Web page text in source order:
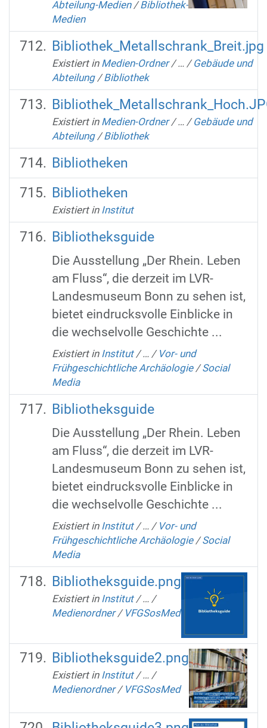
Abteilung-Medien /Bibliothek-
Medien
Bibliothek_Metallschrank_Breit.jpg
Existiert in Medien-Ordner /… /Gebäude und
Abteilung /Bibliothek
Existiert in Medien-Ordner /… /Gebäude und
Abteilung /Bibliothek
Bibliotheken
Bibliotheken
Existiert in Institut
Bibliotheksguide
Die Ausstellung „Der Rhein. Leben
am Fluss“, die derzeit im LVR-
Landesmuseum Bonn zu sehen ist,
bietet eindrucksvolle Einblicke in
die wechselvolle Geschichte ...
Existiert in Institut /… / Vor- und
Frühgeschichtliche Archäologie /Social
Media
Bibliotheksguide
Die Ausstellung „Der Rhein. Leben
am Fluss“, die derzeit im LVR-
Landesmuseum Bonn zu sehen ist,
bietet eindrucksvolle Einblicke in
die wechselvolle Geschichte ...
Existiert in Institut /… / Vor- und
Frühgeschichtliche Archäologie /Social
Media
Bibliotheksguide.png
Existiert in Institut /… /
Medienordner / VFGSosMed
Bibliotheksguide2.png
Existiert in Institut /… /
Medienordner / VFGSosMed